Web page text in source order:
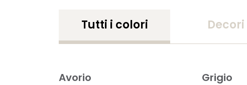
Tutti i colori Decori
Avorio Grigio